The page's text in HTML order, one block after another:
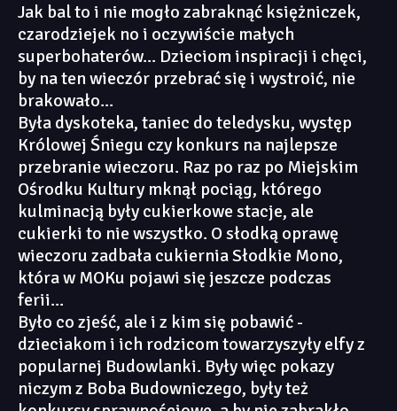
Jak bal to i nie mogło zabraknąć księżniczek,
czarodziejek no i oczywiście małych
superbohaterów... Dzieciom inspiracji i chęci,
by na ten wieczór przebrać się i wystroić, nie
brakowało...
Była dyskoteka, taniec do teledysku, występ
Królowej Śniegu czy konkurs na najlepsze
przebranie wieczoru. Raz po raz po Miejskim
Ośrodku Kultury mknął pociąg, którego
kulminacją były cukierkowe stacje, ale
cukierki to nie wszystko. O słodką oprawę
wieczoru zadbała cukiernia Słodkie Mono,
która w MOKu pojawi się jeszcze podczas
ferii...
Było co zjeść, ale i z kim się pobawić -
dzieciakom i ich rodzicom towarzyszyły elfy z
popularnej Budowlanki. Były więc pokazy
niczym z Boba Budowniczego, były też